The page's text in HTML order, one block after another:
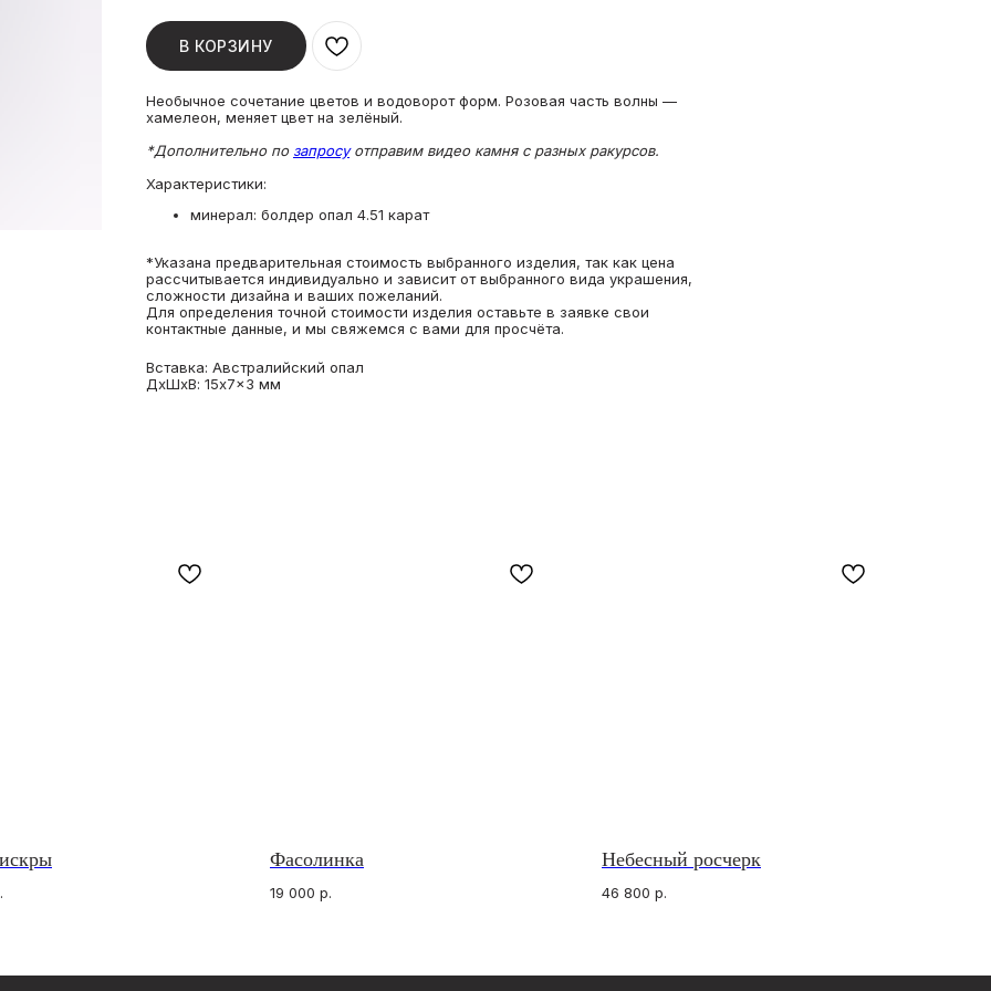
В КОРЗИНУ
Необычное сочетание цветов и водоворот форм. Розовая часть волны —
хамелеон, меняет цвет на зелёный.
*Дополнительно по запросуотправим видео камня с разных ракурсов.
Характеристики:
минерал: болдер опал 4.51 карат
*Указана предварительная стоимость выбранного изделия, так как цена
рассчитывается индивидуально и зависит от выбранного вида украшения,
сложности дизайна и ваших пожеланий.
Для определения точной стоимости изделия оставьте в заявке свои
контактные данные, и мы свяжемся с вами для просчёта.
Вставка: Австралийский опал
ДxШxВ: 15x7x3 мм
Фасолинка
19 000 р.
Небесный росчерк
46 800 р.
ИП Анна Жердер Сергеевна
ИНН 773131935590
ОГРНИП 326774600060189
Разработка сайта